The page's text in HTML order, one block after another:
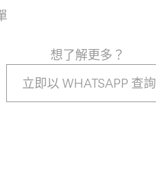
想了解更多？
立即以 WHATSAPP 查詢